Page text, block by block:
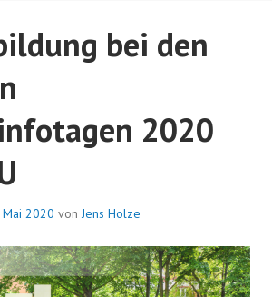
bei den
2020
Mai 2020 vonJens Holze